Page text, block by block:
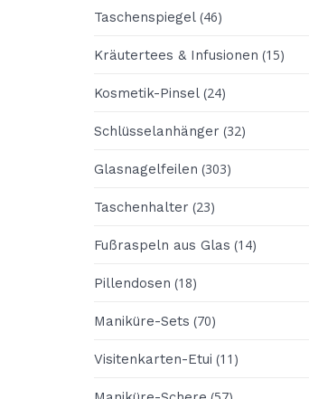
Taschenspiegel (46)
Kräutertees & Infusionen (15)
Kosmetik-Pinsel (24)
Schlüsselanhänger (32)
Glasnagelfeilen (303)
Taschenhalter (23)
Fußraspeln aus Glas (14)
Pillendosen (18)
Maniküre-Sets (70)
Visitenkarten-Etui (11)